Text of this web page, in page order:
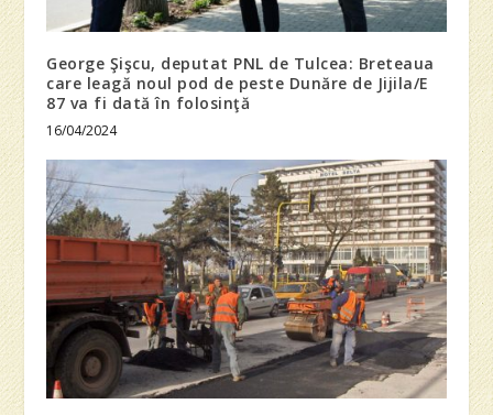
George Şişcu, deputat PNL de Tulcea: Breteaua
care leagă noul pod de peste Dunăre de Jijila/E
87 va fi dată în folosinţă
16/04/2024